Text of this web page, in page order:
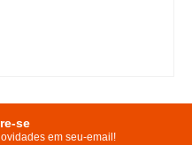
se
em seu-email!